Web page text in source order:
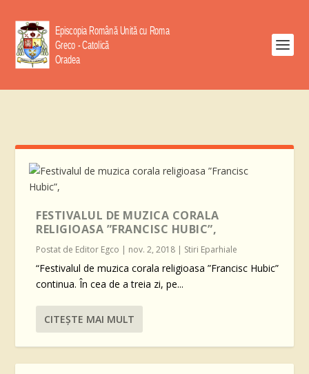
FESTIVALUL DE MUZICA CORALA
RELIGIOASA ”FRANCISC HUBIC”,
Postat de Editor Egco | nov. 2, 2018 | Stiri Eparhiale
“Festivalul de muzica corala religioasa ”Francisc Hubic”
continua. În cea de a treia zi, pe...
CITEŞTE MAI MULT